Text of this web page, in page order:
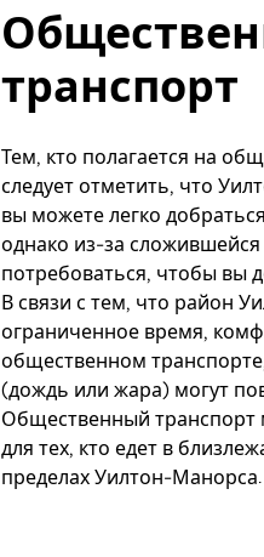
транспорт
Тем, кто полагается на
следует отметить, что
вы можете легко
однако из-за
потребоваться, чтобы вы
В связи с тем, что район
ограниченное время,
общественном
(дождь или жара) могут
Общественный
для тех, кто едет в
пределах Уилтон-Манорса.